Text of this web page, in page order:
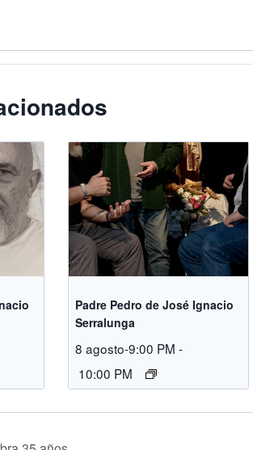
Padre Pedro de José Ignacio
Serralunga
8 agosto-9:00 PM -
10:00 PM